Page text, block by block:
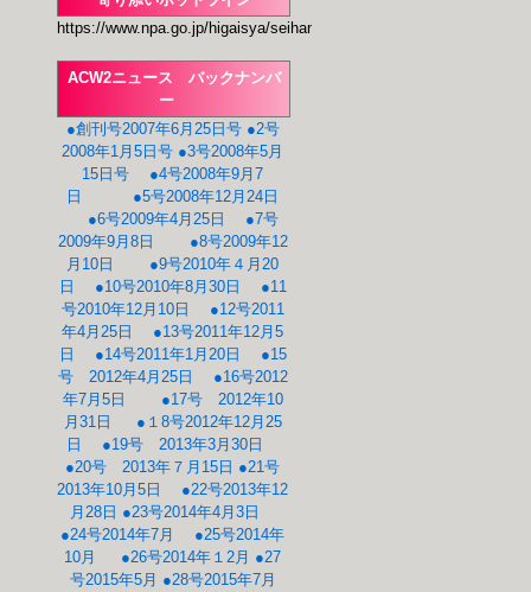
https://www.npa.go.jp/higaisya/seihanzai/
ACW2ニュース バックナンバ
ー
●創刊号2007年6月25日号 ●2号
2008年1月5日号 ●3号2008年5月
15日号
●4号2008年9月7
日
●5号2008年12月24日
●6号2009年4月25日
●7号
2009年9月8日
●8号2009年12
月10日
●9号2010年４月20
日
●10号2010年8月30日
●11
号2010年12月10日
●12号2011
年4月25日
●13号2011年12月5
日
●14号2011年1月20日
●15
号 2012年4月25日
●16号2012
年7月5日
●17号 2012年10
月31日
●１8号2012年12月25
日
●19号 2013年3月30日
●20号 2013年７月15日 ●21号
2013年10月5日
●22号2013年12
月28日 ●23号2014年4月3日
●24号2014年7月
●25号2014年
10月
●26号2014年１2月 ●27
号2015年5月 ●28号2015年7月